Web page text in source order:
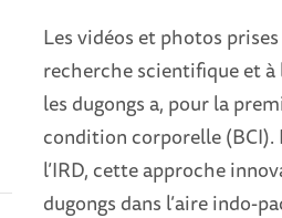
Les vidéos et photos
recherche scientifique et à
les dugongs a, pour la
condition corporelle
l’IRD, cette approche
dugongs dans l’aire indo-